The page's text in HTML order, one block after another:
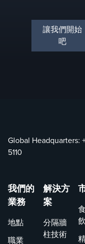
讓我們開始
吧
Global Headquarters:
5110
我們的
業務
地點
職業
解決方
案
分隔牆
柱技術